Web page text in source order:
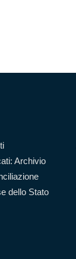
Archivio
dello Stato